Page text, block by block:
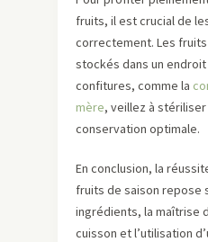
fruits, il est crucial de
correctement. Les
stockés dans un
confitures, comme la
mère, veillez à
conservation optimale.
En conclusion, la
fruits de saison repose
ingrédients, la maîtrise
cuisson et l’utilisation